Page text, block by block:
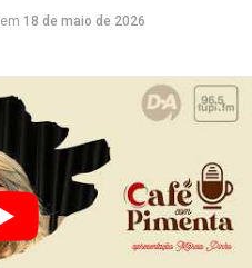
em 18 de maio de 2026